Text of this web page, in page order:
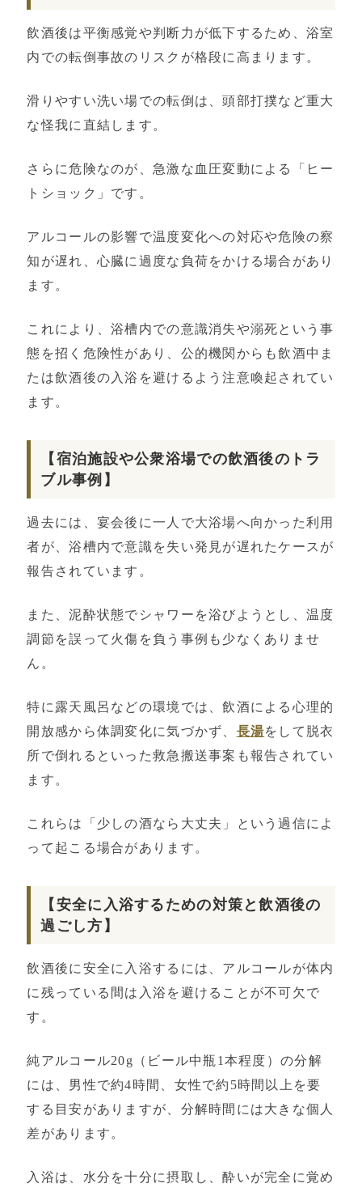
飲酒後は平衡感覚や判断力が低下するため、浴室
内での転倒事故のリスクが格段に高まります。
滑りやすい洗い場での転倒は、頭部打撲など重大
な怪我に直結します。
さらに危険なのが、急激な血圧変動による「ヒー
トショック」です。
アルコールの影響で温度変化への対応や危険の察
知が遅れ、心臓に過度な負荷をかける場合があり
ます。
これにより、浴槽内での意識消失や溺死という事
態を招く危険性があり、公的機関からも飲酒中ま
たは飲酒後の入浴を避けるよう注意喚起されてい
ます。
【宿泊施設や公衆浴場での飲酒後のトラ
ブル事例】
過去には、宴会後に一人で大浴場へ向かった利用
者が、浴槽内で意識を失い発見が遅れたケースが
報告されています。
また、泥酔状態でシャワーを浴びようとし、温度
調節を誤って火傷を負う事例も少なくありませ
ん。
特に露天風呂などの環境では、飲酒による心理的
開放感から体調変化に気づかず、 長湯をして脱衣
所で倒れるといった救急搬送事案も報告されてい
ます。
これらは「少しの酒なら大丈夫」という過信によ
って起こる場合があります。
【安全に入浴するための対策と飲酒後の
過ごし方】
飲酒後に安全に入浴するには、アルコールが体内
に残っている間は入浴を避けることが不可欠で
す。
純アルコール20g（ビール中瓶1本程度）の分解
には、男性で約4時間、女性で約5時間以上を要
する目安がありますが、分解時間には大きな個人
差があります。
入浴は、水分を十分に摂取し、酔いが完全に覚め